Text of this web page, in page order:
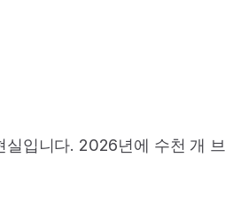
입니다. 2026년에 수천 개